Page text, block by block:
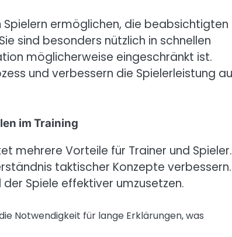
Spielern ermöglichen, die beabsichtigten
sind besonders nützlich in schnellen
möglicherweise eingeschränkt ist.
und verbessern die Spielerleistung
im Training
mehrere Vorteile für Trainer und Spieler.
taktischer Konzepte verbessern.
Spiele effektiver umzusetzen.
Notwendigkeit für lange Erklärungen, was